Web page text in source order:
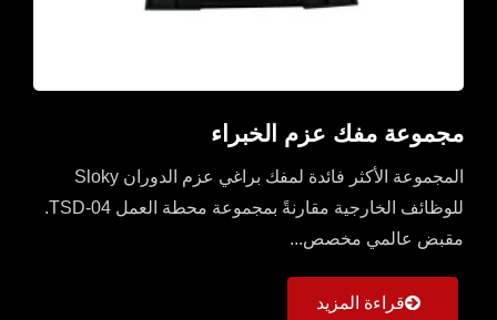
مجموعة مفك عزم الخبراء
المجموعة الأكثر فائدة لمفك براغي عزم الدوران Sloky
للوظائف الخارجية مقارنةً بمجموعة محطة العمل TSD-04.
مقبض عالمي مخصص...
قراءة المزيد